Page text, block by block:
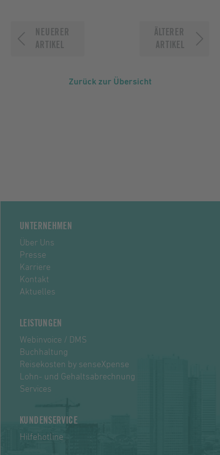
NEUERER
ARTIKEL
ÄLTERER
ARTIKEL
Zurück zur Übersicht
UNTERNEHMEN
Über Uns
Presse
Karriere
Kontakt
Aktuelles
LEISTUNGEN
Webinvoice / DMS
Buchhaltung
Reisekosten by senseXpense
Lohn- und Gehaltsabrechnung
Services
KUNDENSERVICE
Hilfehotline